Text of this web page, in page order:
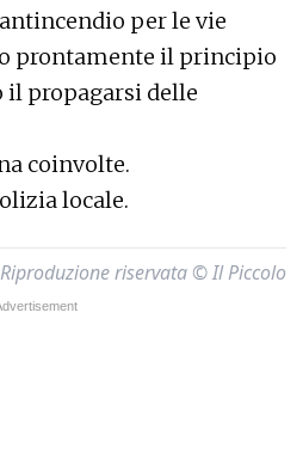
per le vie
prontamente il principio
il propagarsi delle
coinvolte.
locale.
Riproduzione riservata © Il Piccolo